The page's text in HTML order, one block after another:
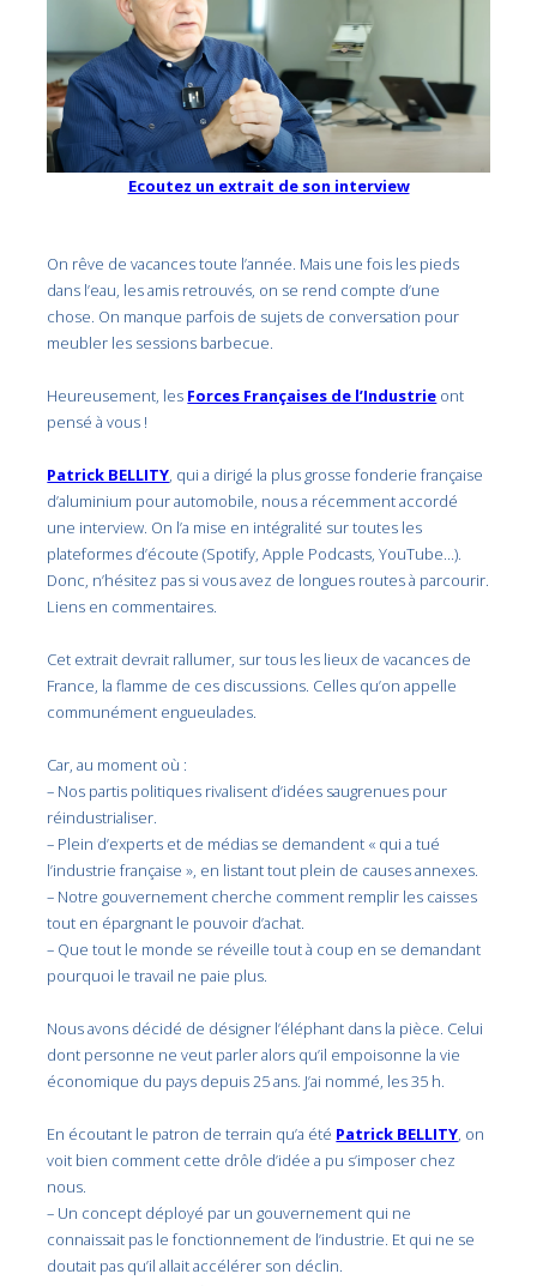
Ecoutez un extrait de son interview
On rêve de vacances toute l’année. Mais une fois les pieds
dans l’eau, les amis retrouvés, on se rend compte d’une
chose. On manque parfois de sujets de conversation pour
meubler les sessions barbecue.
Heureusement, les Forces Françaises de l’Industrie ont
pensé à vous !
Patrick BELLITY, qui a dirigé la plus grosse fonderie française
d’aluminium pour automobile, nous a récemment accordé
une interview. On l’a mise en intégralité sur toutes les
plateformes d’écoute (Spotify, Apple Podcasts, YouTube…).
Donc, n’hésitez pas si vous avez de longues routes à parcourir.
Liens en commentaires.
Cet extrait devrait rallumer, sur tous les lieux de vacances de
France, la flamme de ces discussions. Celles qu’on appelle
communément engueulades.
Car, au moment où :
– Nos partis politiques rivalisent d’idées saugrenues pour
réindustrialiser.
– Plein d’experts et de médias se demandent « qui a tué
l’industrie française », en listant tout plein de causes annexes.
– Notre gouvernement cherche comment remplir les caisses
tout en épargnant le pouvoir d’achat.
– Que tout le monde se réveille tout à coup en se demandant
pourquoi le travail ne paie plus.
Nous avons décidé de désigner l’éléphant dans la pièce. Celui
dont personne ne veut parler alors qu’il empoisonne la vie
économique du pays depuis 25 ans. J’ai nommé, les 35 h.
En écoutant le patron de terrain qu’a été Patrick BELLITY, on
voit bien comment cette drôle d’idée a pu s’imposer chez
nous.
– Un concept déployé par un gouvernement qui ne
connaissait pas le fonctionnement de l’industrie. Et qui ne se
doutait pas qu’il allait accélérer son déclin.